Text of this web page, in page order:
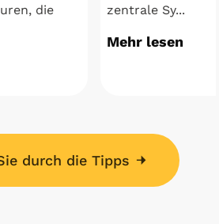
die
zentrale Sy...
Mehr lesen
durch die Tipps